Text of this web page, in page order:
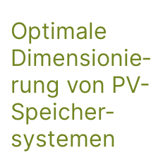
Optimale
Dimen­sionie­
rung von PV-
Spei­cher­
systemen